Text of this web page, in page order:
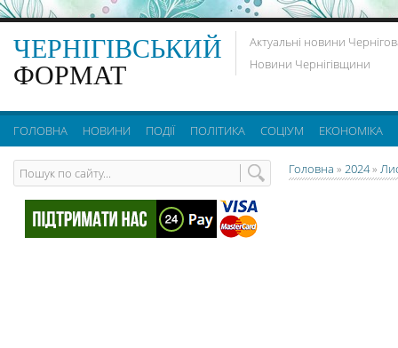
ЧЕРНІГІВСЬКИЙ
ФОРМАТ
Актуальні новини
Новини Чернігівщини
ГОЛОВНА НОВИНИ ПОДІЇ ПОЛІТИКА СОЦІУМ ЕКОНОМІКА
Головна » 2024»